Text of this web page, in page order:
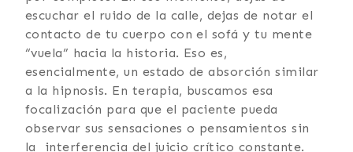
escuchar el ruido de la calle, dejas de notar el
contacto de tu cuerpo con el sofá y tu mente
“vuela” hacia la historia. Eso es,
esencialmente, un estado de absorción similar
a la hipnosis. En terapia, buscamos esa
focalización para que el paciente pueda
observar sus sensaciones o pensamientos sin
la interferencia del juicio crítico constante.